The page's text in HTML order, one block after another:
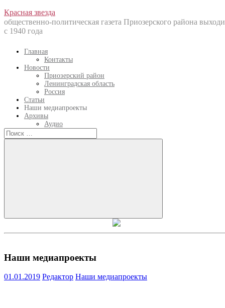
Перейти
к
содержанию
Красная звезда
общественно-политическая газета Приозерского района
с 1940 года
Главная
Контакты
Новости
Приозерский район
Ленинградская область
Россия
Статьи
Наши медиапроекты
Архивы
Аудио
Искать:
Искать
Наши медиапроекты
01.01.2019 Редактор Наши медиапроекты